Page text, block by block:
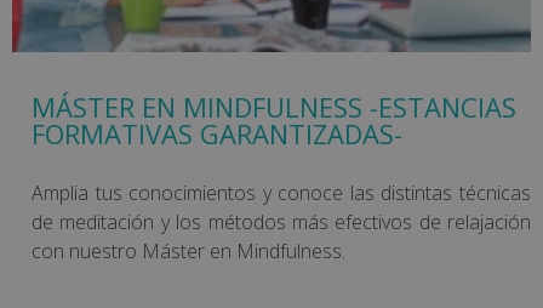
MÁSTER EN MINDFULNESS -ESTANCIAS
FORMATIVAS GARANTIZADAS-
Amplia tus conocimientos y conoce las distintas técnicas
de meditación y los métodos más efectivos de relajación
con nuestro Máster en Mindfulness.